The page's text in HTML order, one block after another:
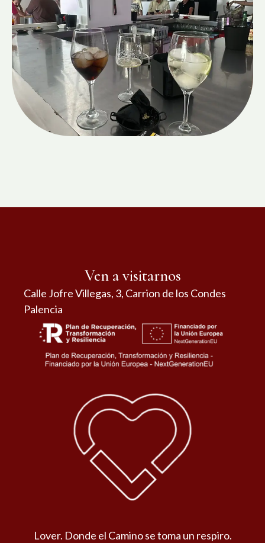
Ven a visitarnos
Calle Jofre Villegas, 3, Carrion de los Condes
Palencia
Lover. Donde el Camino se toma un respiro.